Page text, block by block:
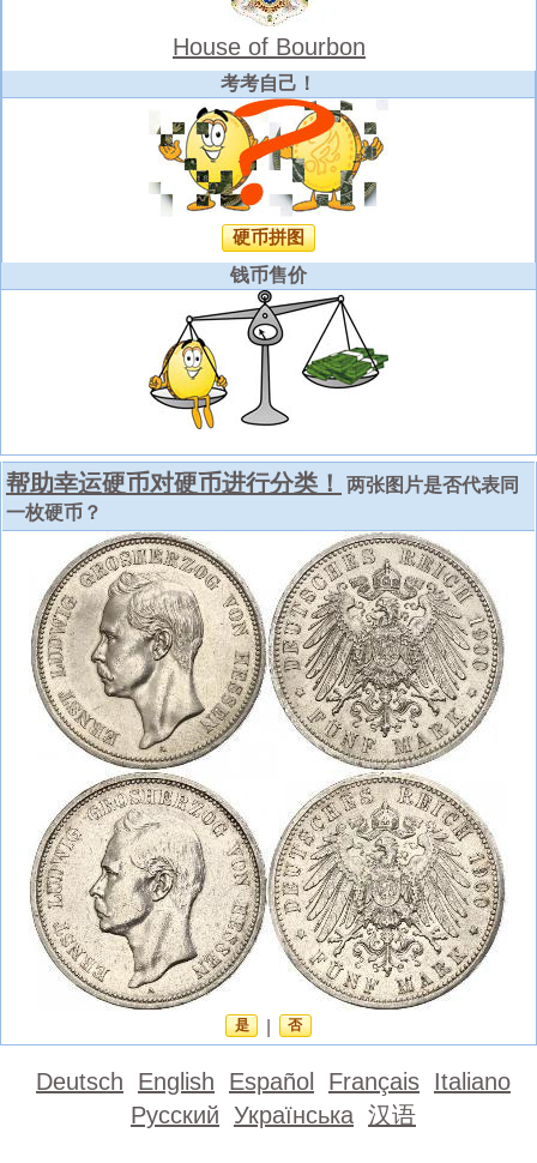
House of Bourbon
考考自己！
硬币拼图
钱币售价
帮助幸运硬币对硬币进行分类！
两张图片是否代表同
一枚硬币？
是 否
Deutsch English Español Français Italiano
Русский Українська 汉语